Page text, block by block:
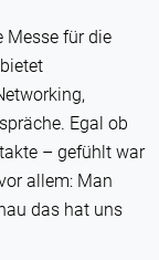
Messe für die
Egal ob
– gefühlt war
allem: Man
das hat uns